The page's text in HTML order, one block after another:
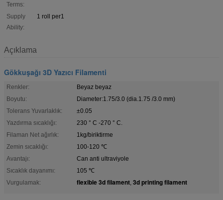
Terms:
Supply
Ability:
1 roll per1
Açıklama
Gökkuşağı 3D Yazıcı Filamenti
Renkler:
Beyaz beyaz
Boyutu:
Diameter:1.75/3.0 (dia.1.75 /3.0 mm)
Tolerans Yuvarlaklık:
±0.05
Yazdırma sıcaklığı:
230 ° C -270 ° C.
Filaman Net ağırlık:
1kg/biriktirme
Zemin sıcaklığı:
100-120 ℃
Avantajı:
Can anti ultraviyole
Sıcaklık dayanımı:
105 ℃
Vurgulamak:
flexible 3d filament, 3d printing filament